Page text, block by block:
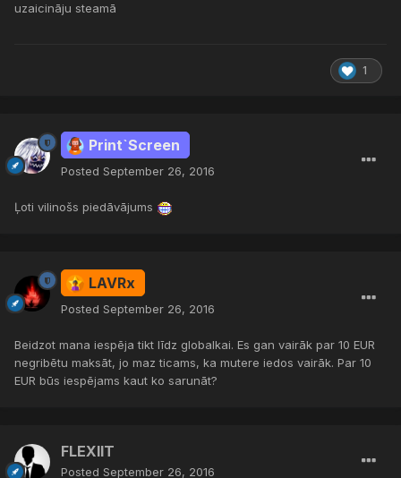
uzaicināju steamā
1
Print`Screen
Posted September 26, 2016
Ļoti vilinošs piedāvājums
LAVRx
Posted September 26, 2016
Beidzot mana iespēja tikt līdz globalkai. Es gan vairāk par 10 EUR
negribētu maksāt, jo maz ticams, ka mutere iedos vairāk. Par 10
EUR būs iespējams kaut ko sarunāt?
FLEXIIT
Posted September 26, 2016